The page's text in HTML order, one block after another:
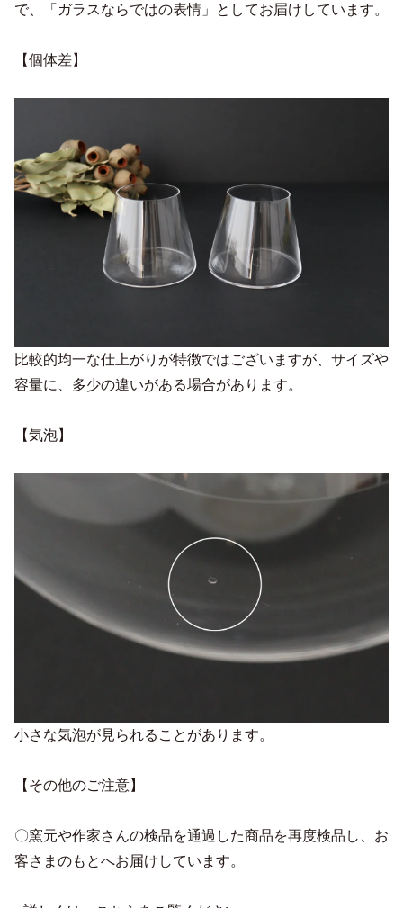
で、「ガラスならではの表情」としてお届けしています。
【個体差】
比較的均一な仕上がりが特徴ではございますが、サイズや
容量に、多少の違いがある場合があります。
【気泡】
小さな気泡が見られることがあります。
【その他のご注意】
〇窯元や作家さんの検品を通過した商品を再度検品し、お
客さまのもとへお届けしています。